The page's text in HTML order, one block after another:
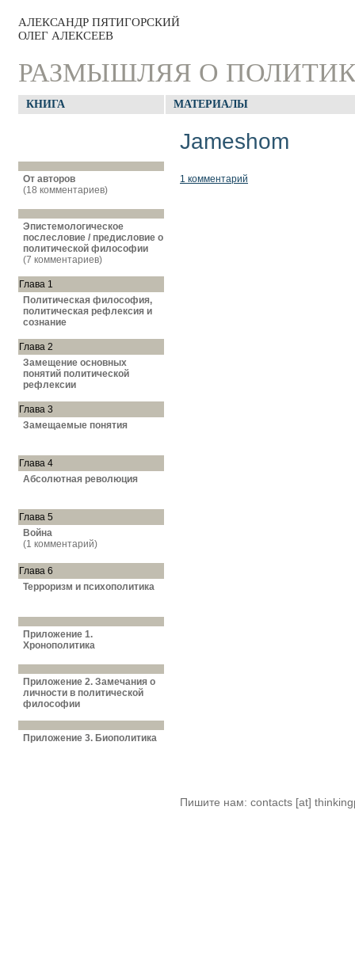
АЛЕКСАНДР ПЯТИГОРСКИЙ
ОЛЕГ АЛЕКСЕЕВ
РАЗМЫШЛЯЯ О
КНИГА МАТЕРИАЛЫ
От авторов
(18 комментариев)
Эпистемологическое
послесловие / предисловие о
политической философии
(7 комментариев)
Глава 1
Политическая философия,
политическая рефлексия и
сознание
Глава 2
Замещение основных
понятий политической
рефлексии
Глава 3
Замещаемые понятия
Глава 4
Абсолютная революция
Глава 5
Война
(1 комментарий)
Глава 6
Терроризм и психополитика
Приложение 1.
Хронополитика
Приложение 2. Замечания о
личности в политической
философии
Приложение 3. Биополитика
Jameshom
1 комментарий
Пишите нам: contacts [at]